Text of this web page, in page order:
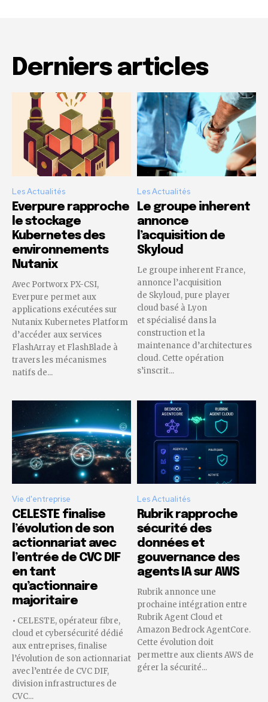
Derniers articles
Les Actualités
Everpure rapproche
le stockage
Kubernetes des
environnements
Nutanix
Avec Portworx PX-CSI,
Everpure permet aux
applications exécutées sur
Nutanix Kubernetes Platform
d’accéder aux services
FlashArray et FlashBlade à
travers les mécanismes
natifs de...
Les Actualités
Le groupe inherent
annonce
l’acquisition de
Skyloud
Le groupe inherent France,
annonce l’acquisition
de Skyloud, pure player
cloud basé à Lyon
et spécialisé dans la
construction et la
maintenance d’architectures
cloud. Cette opération
s’inscrit...
Vie d'entreprise
CELESTE finalise
l’évolution de son
actionnariat avec
l’entrée de CVC DIF
en tant
qu’actionnaire
majoritaire
• CELESTE, opérateur fibre,
cloud et cybersécurité dédié
aux entreprises, finalise
l’évolution de son actionnariat
avec l’entrée de CVC DIF,
division infrastructures de
CVC...
Les Actualités
Rubrik rapproche
sécurité des
données et
gouvernance des
agents IA sur AWS
Rubrik annonce une
prochaine intégration entre
Rubrik Agent Cloud et
Amazon Bedrock AgentCore.
Cette évolution doit
permettre aux clients AWS de
gérer la sécurité...